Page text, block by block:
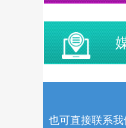
也可直接联系我